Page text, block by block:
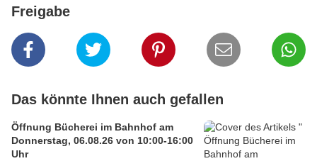
Freigabe
Das könnte Ihnen auch gefallen
Öffnung Bücherei im Bahnhof am
Donnerstag, 06.08.26 von 10:00-16:00
Uhr